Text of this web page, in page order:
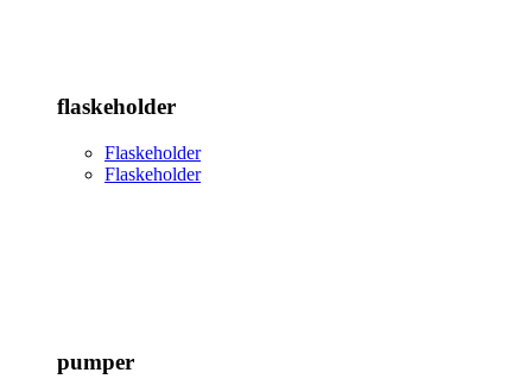
flaskeholder
Flaskeholder
Flaskeholder
pumper